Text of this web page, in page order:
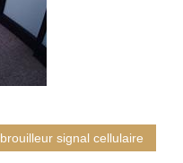
brouilleur signal cellulaire